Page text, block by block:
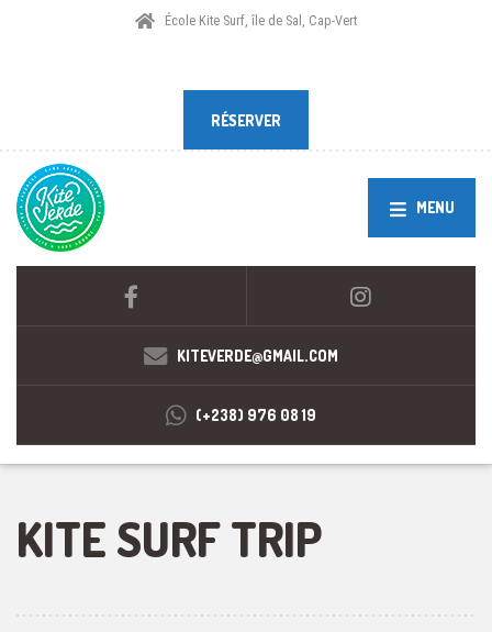
École Kite Surf, île de Sal, Cap-Vert
RÉSERVER
MENU
KITEVERDE@GMAIL.COM
(+238) 976 08 19
KITE SURF TRIP